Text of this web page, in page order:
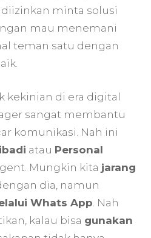
minta solusi
mau menemani
teman satu dengan
kekinian di era digital
sangat membantu
komunikasi. Nah ini
atau Personal
Mungkin kita jarang
dia, namun
Whats App . Nah
kalau bisa gunakan